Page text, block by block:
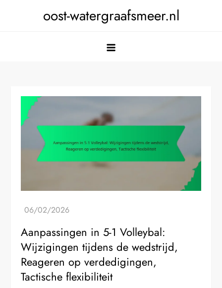
oost-watergraafsmeer.nl
Aanpassingen in 5-1 Volleybal:
Wijzigingen tijdens de wedstrijd,
Reageren op verdedigingen,
Tactische flexibiliteit